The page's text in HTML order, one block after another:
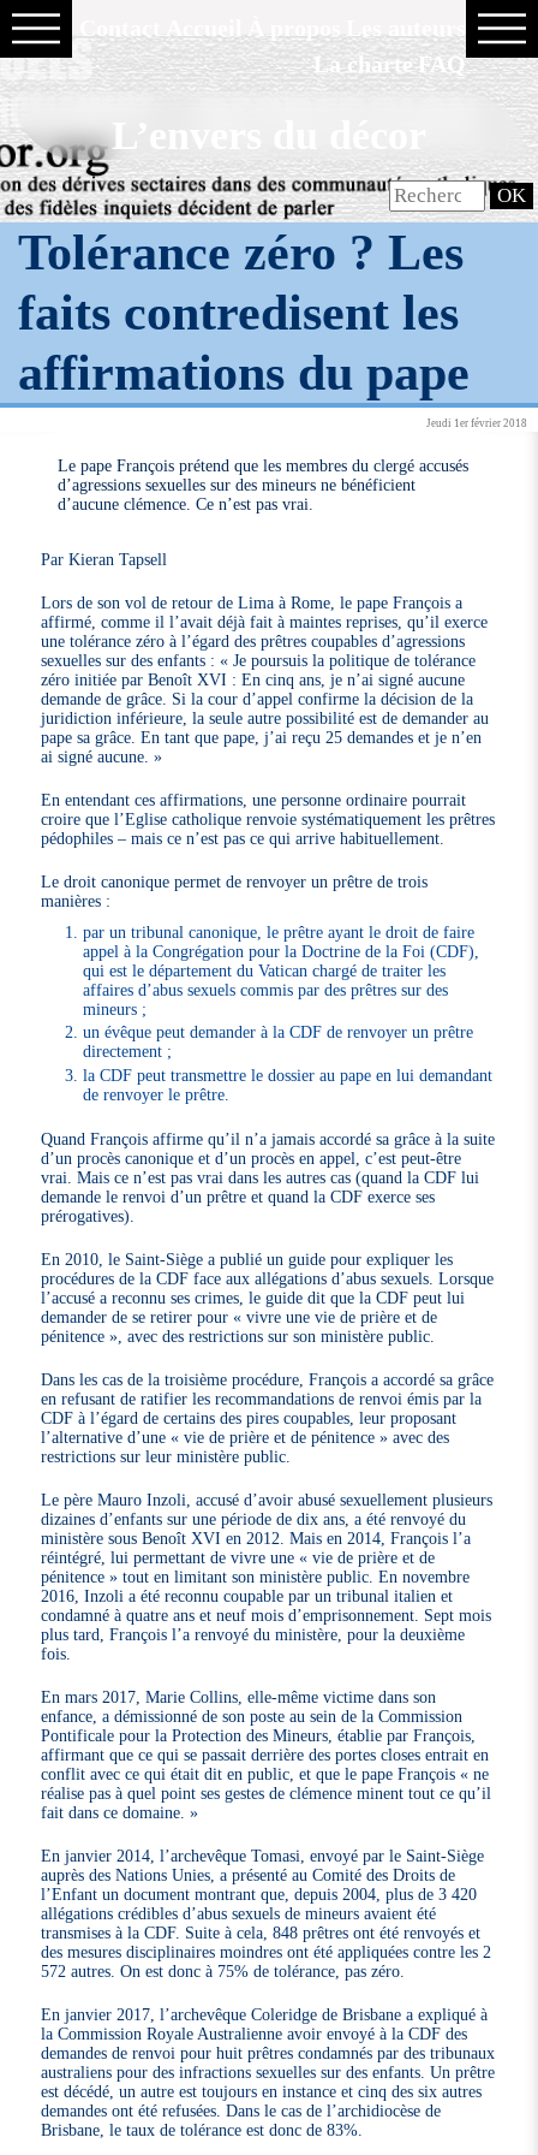
La charte FAQ
L’envers du décor
Tolérance zéro ? Les
faits contredisent les
affirmations du pape
Jeudi 1er février 2018
Le pape François prétend que les membres du clergé accusés
d’agressions sexuelles sur des mineurs ne bénéficient
d’aucune clémence. Ce n’est pas vrai.
Par Kieran Tapsell
Lors de son vol de retour de Lima à Rome, le pape François a
affirmé, comme il l’avait déjà fait à maintes reprises, qu’il exerce
une tolérance zéro à l’égard des prêtres coupables d’agressions
sexuelles sur des enfants : « Je poursuis la politique de tolérance
zéro initiée par Benoît XVI : En cinq ans, je n’ai signé aucune
demande de grâce. Si la cour d’appel confirme la décision de la
juridiction inférieure, la seule autre possibilité est de demander au
pape sa grâce. En tant que pape, j’ai reçu 25 demandes et je n’en
ai signé aucune. »
En entendant ces affirmations, une personne ordinaire pourrait
croire que l’Eglise catholique renvoie systématiquement les prêtres
pédophiles – mais ce n’est pas ce qui arrive habituellement.
Le droit canonique permet de renvoyer un prêtre de trois
manières :
par un tribunal canonique, le prêtre ayant le droit de faire
appel à la Congrégation pour la Doctrine de la Foi (CDF),
qui est le département du Vatican chargé de traiter les
affaires d’abus sexuels commis par des prêtres sur des
mineurs ;
un évêque peut demander à la CDF de renvoyer un prêtre
directement ;
la CDF peut transmettre le dossier au pape en lui demandant
de renvoyer le prêtre.
Quand François affirme qu’il n’a jamais accordé sa grâce à la suite
d’un procès canonique et d’un procès en appel, c’est peut-être
vrai. Mais ce n’est pas vrai dans les autres cas (quand la CDF lui
demande le renvoi d’un prêtre et quand la CDF exerce ses
prérogatives).
En 2010, le Saint-Siège a publié un guide pour expliquer les
procédures de la CDF face aux allégations d’abus sexuels. Lorsque
l’accusé a reconnu ses crimes, le guide dit que la CDF peut lui
demander de se retirer pour « vivre une vie de prière et de
pénitence », avec des restrictions sur son ministère public.
Dans les cas de la troisième procédure, François a accordé sa grâce
en refusant de ratifier les recommandations de renvoi émis par la
CDF à l’égard de certains des pires coupables, leur proposant
l’alternative d’une « vie de prière et de pénitence » avec des
restrictions sur leur ministère public.
Le père Mauro Inzoli, accusé d’avoir abusé sexuellement plusieurs
dizaines d’enfants sur une période de dix ans, a été renvoyé du
ministère sous Benoît XVI en 2012. Mais en 2014, François l’a
réintégré, lui permettant de vivre une « vie de prière et de
pénitence » tout en limitant son ministère public. En novembre
2016, Inzoli a été reconnu coupable par un tribunal italien et
condamné à quatre ans et neuf mois d’emprisonnement. Sept mois
plus tard, François l’a renvoyé du ministère, pour la deuxième
fois.
En mars 2017, Marie Collins, elle-même victime dans son
enfance, a démissionné de son poste au sein de la Commission
Pontificale pour la Protection des Mineurs, établie par François,
affirmant que ce qui se passait derrière des portes closes entrait en
conflit avec ce qui était dit en public, et que le pape François « ne
réalise pas à quel point ses gestes de clémence minent tout ce qu’il
fait dans ce domaine. »
En janvier 2014, l’archevêque Tomasi, envoyé par le Saint-Siège
auprès des Nations Unies, a présenté au Comité des Droits de
l’Enfant un document montrant que, depuis 2004, plus de 3 420
allégations crédibles d’abus sexuels de mineurs avaient été
transmises à la CDF. Suite à cela, 848 prêtres ont été renvoyés et
des mesures disciplinaires moindres ont été appliquées contre les 2
572 autres. On est donc à 75% de tolérance, pas zéro.
En janvier 2017, l’archevêque Coleridge de Brisbane a expliqué à
la Commission Royale Australienne avoir envoyé à la CDF des
demandes de renvoi pour huit prêtres condamnés par des tribunaux
australiens pour des infractions sexuelles sur des enfants. Un prêtre
est décédé, un autre est toujours en instance et cinq des six autres
demandes ont été refusées. Dans le cas de l’archidiocèse de
Brisbane, le taux de tolérance est donc de 83%.